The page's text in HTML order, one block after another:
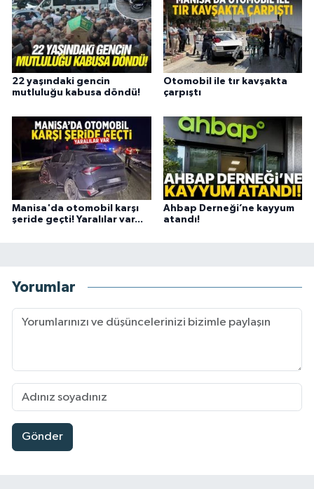
22 yaşındaki gencin
mutluluğu kabusa döndü!
Otomobil ile tır kavşakta
çarpıştı
Manisa'da otomobil karşı
şeride geçti! Yaralılar var...
Ahbap Derneği’ne kayyum
atandı!
Yorumlar
Gönder